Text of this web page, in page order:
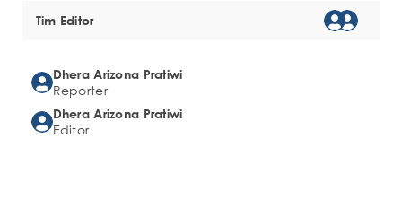
Tim Editor
Dhera Arizona Pratiwi
Reporter
Dhera Arizona Pratiwi
Editor